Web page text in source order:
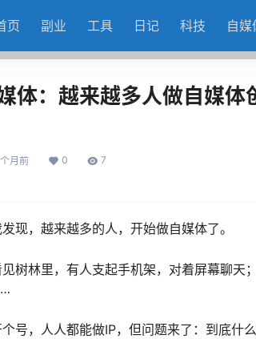
页 副业 工具 日记 科技 自媒
体：越来越多人做自媒体
月前 0 7
现，越来越多的人，开始做自媒体了。
树林里，有人支起手机架，对着屏幕聊天
号，人人都能做IP，但问题来了：到底什